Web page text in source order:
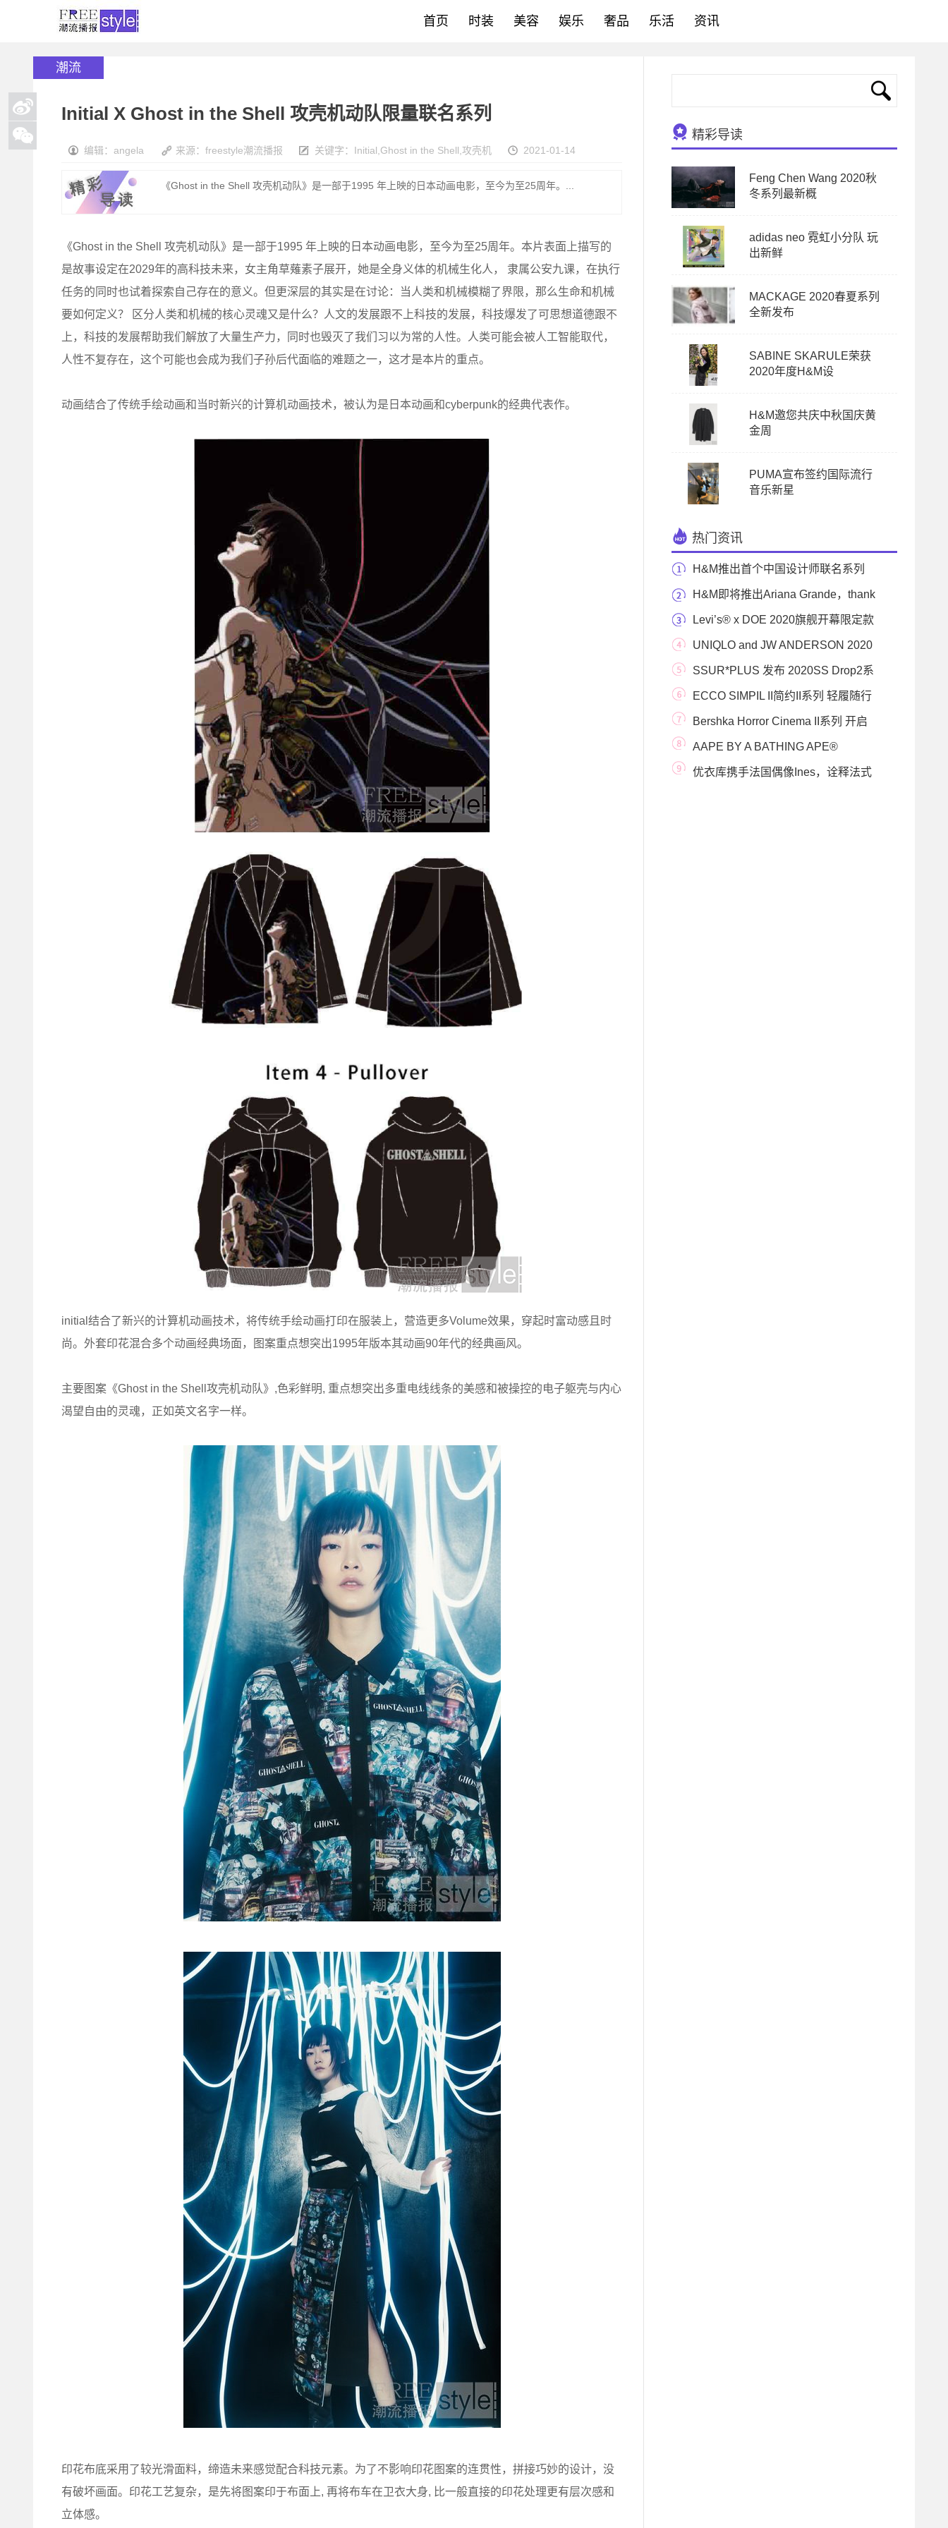
首页 时装 美容 娱乐 奢品 乐活 资讯
潮流
Initial X Ghost in the Shell 攻壳机动队限量联名系列
编辑：angela 来源：freestyle潮流播报 关键字： Initial Ghost in the Shell 攻壳机 2021-01-14
《Ghost in the Shell 攻壳机动队》是一部于1995 年上映的日本动画电影，至今为至25周年。...
《Ghost in the Shell 攻壳机动队》是一部于1995 年上映的日本动画电影，至今为至25周年。本片表面上描写的
是故事设定在2029年的高科技未来，女主角草薙素子展开，她是全身义体的机械生化人， 隶属公安九课，在执行
任务的同时也试着探索自己存在的意义。但更深层的其实是在讨论：当人类和机械模糊了界限，那么生命和机械
要如何定义？ 区分人类和机械的核心灵魂又是什么？人文的发展跟不上科技的发展，科技爆发了可思想道德跟不
上，科技的发展帮助我们解放了大量生产力，同时也毁灭了我们习以为常的人性。人类可能会被人工智能取代，
人性不复存在，这个可能也会成为我们子孙后代面临的难题之一，这才是本片的重点。
动画结合了传统手绘动画和当时新兴的计算机动画技术，被认为是日本动画和cyberpunk的经典代表作。
initial结合了新兴的计算机动画技术，将传统手绘动画打印在服装上，营造更多Volume效果，穿起时富动感且时
尚。外套印花混合多个动画经典场面，图案重点想突出1995年版本其动画90年代的经典画风。
主要图案《Ghost in the Shell攻壳机动队》,色彩鲜明, 重点想突出多重电线线条的美感和被操控的电子躯壳与内心
渴望自由的灵魂，正如英文名字一样。
印花布底采用了较光滑面料，缔造未来感觉配合科技元素。为了不影响印花图案的连贯性，拼接巧妙的设计，没
有破坏画面。印花工艺复杂，是先将图案印于布面上, 再将布车在卫衣大身, 比一般直接的印花处理更有层次感和
立体感。
精彩导读
Feng Chen Wang 2020秋
冬系列最新概
adidas neo 霓虹小分队 玩
出新鲜
MACKAGE 2020春夏系列
全新发布
SABINE SKARULE荣获
2020年度H&M设
H&M邀您共庆中秋国庆黄
金周
PUMA宣布签约国际流行
音乐新星
热门资讯
H&M推出首个中国设计师联名系列
ANGEL CHEN x H&
H&M即将推出Ariana Grande，thank
u next演唱会系列
Levi’s® x DOE 2020旗舰开幕限定款
发布UNIQLO and JW ANDERSON 2020
春夏合作系列将于3月27日上
SSUR*PLUS 发布 2020SS Drop2系
列单品ECCO SIMPIL II简约II系列 轻履随行
醉享时光Bershka Horror Cinema II系列 开启
万圣节神秘奇遇记
AAPE BY A BATHING APE®
DIMENSION鞋款系列 秋冬配色火热
优衣库携手法国偶像Ines，诠释法式